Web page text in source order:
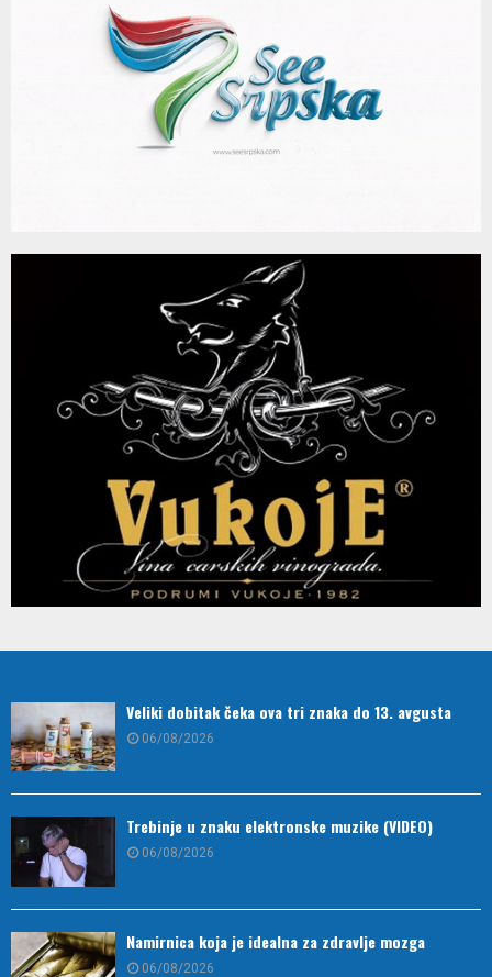
Veliki dobitak čeka ova tri znaka do 13. avgusta
06/08/2026
Trebinje u znaku elektronske muzike (VIDEO)
06/08/2026
Namirnica koja je idealna za zdravlje mozga
06/08/2026